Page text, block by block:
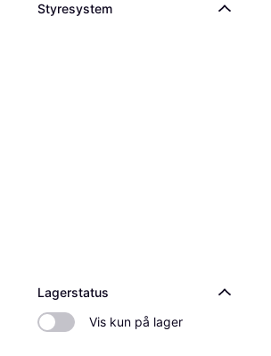
Styresystem
Lagerstatus
Vis kun på lager